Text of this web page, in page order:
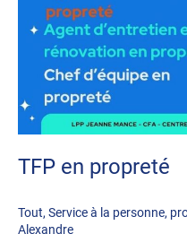
TFP en propreté
Tout, Service à la personne,
Alexandre